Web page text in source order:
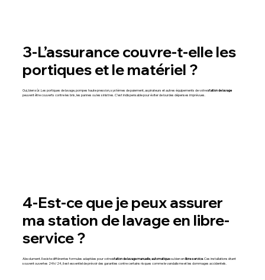
3-L’assurance couvre-t-elle les
portiques et le matériel ?
Oui, bien sûr. Les portiques de lavage, pompes haute pression, systèmes de paiement, aspirateurs et autres équipements de votrestation de lavage
peuvent être couverts contre les bris, les pannes ou les sinistres. C’est indispensable pour éviter de lourdes dépenses imprévues.
4-Est-ce que je peux assurer
ma station de lavage en libre-
service ?
Absolument. Il existe différentes formules adaptées pour votrestation de lavagemanuelle,automatiqueou bien enlibre-service. Ces installations étant
souvent ouvertes 24h/24, il est essentiel de prévoir des garanties contre certains risques comme le vandalisme et les dommages accidentels.